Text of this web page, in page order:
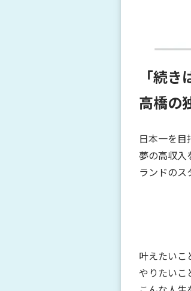
「続
高橋の
日本一を目
夢の高収入
ランドのス
叶えたいこ
やりたいこ